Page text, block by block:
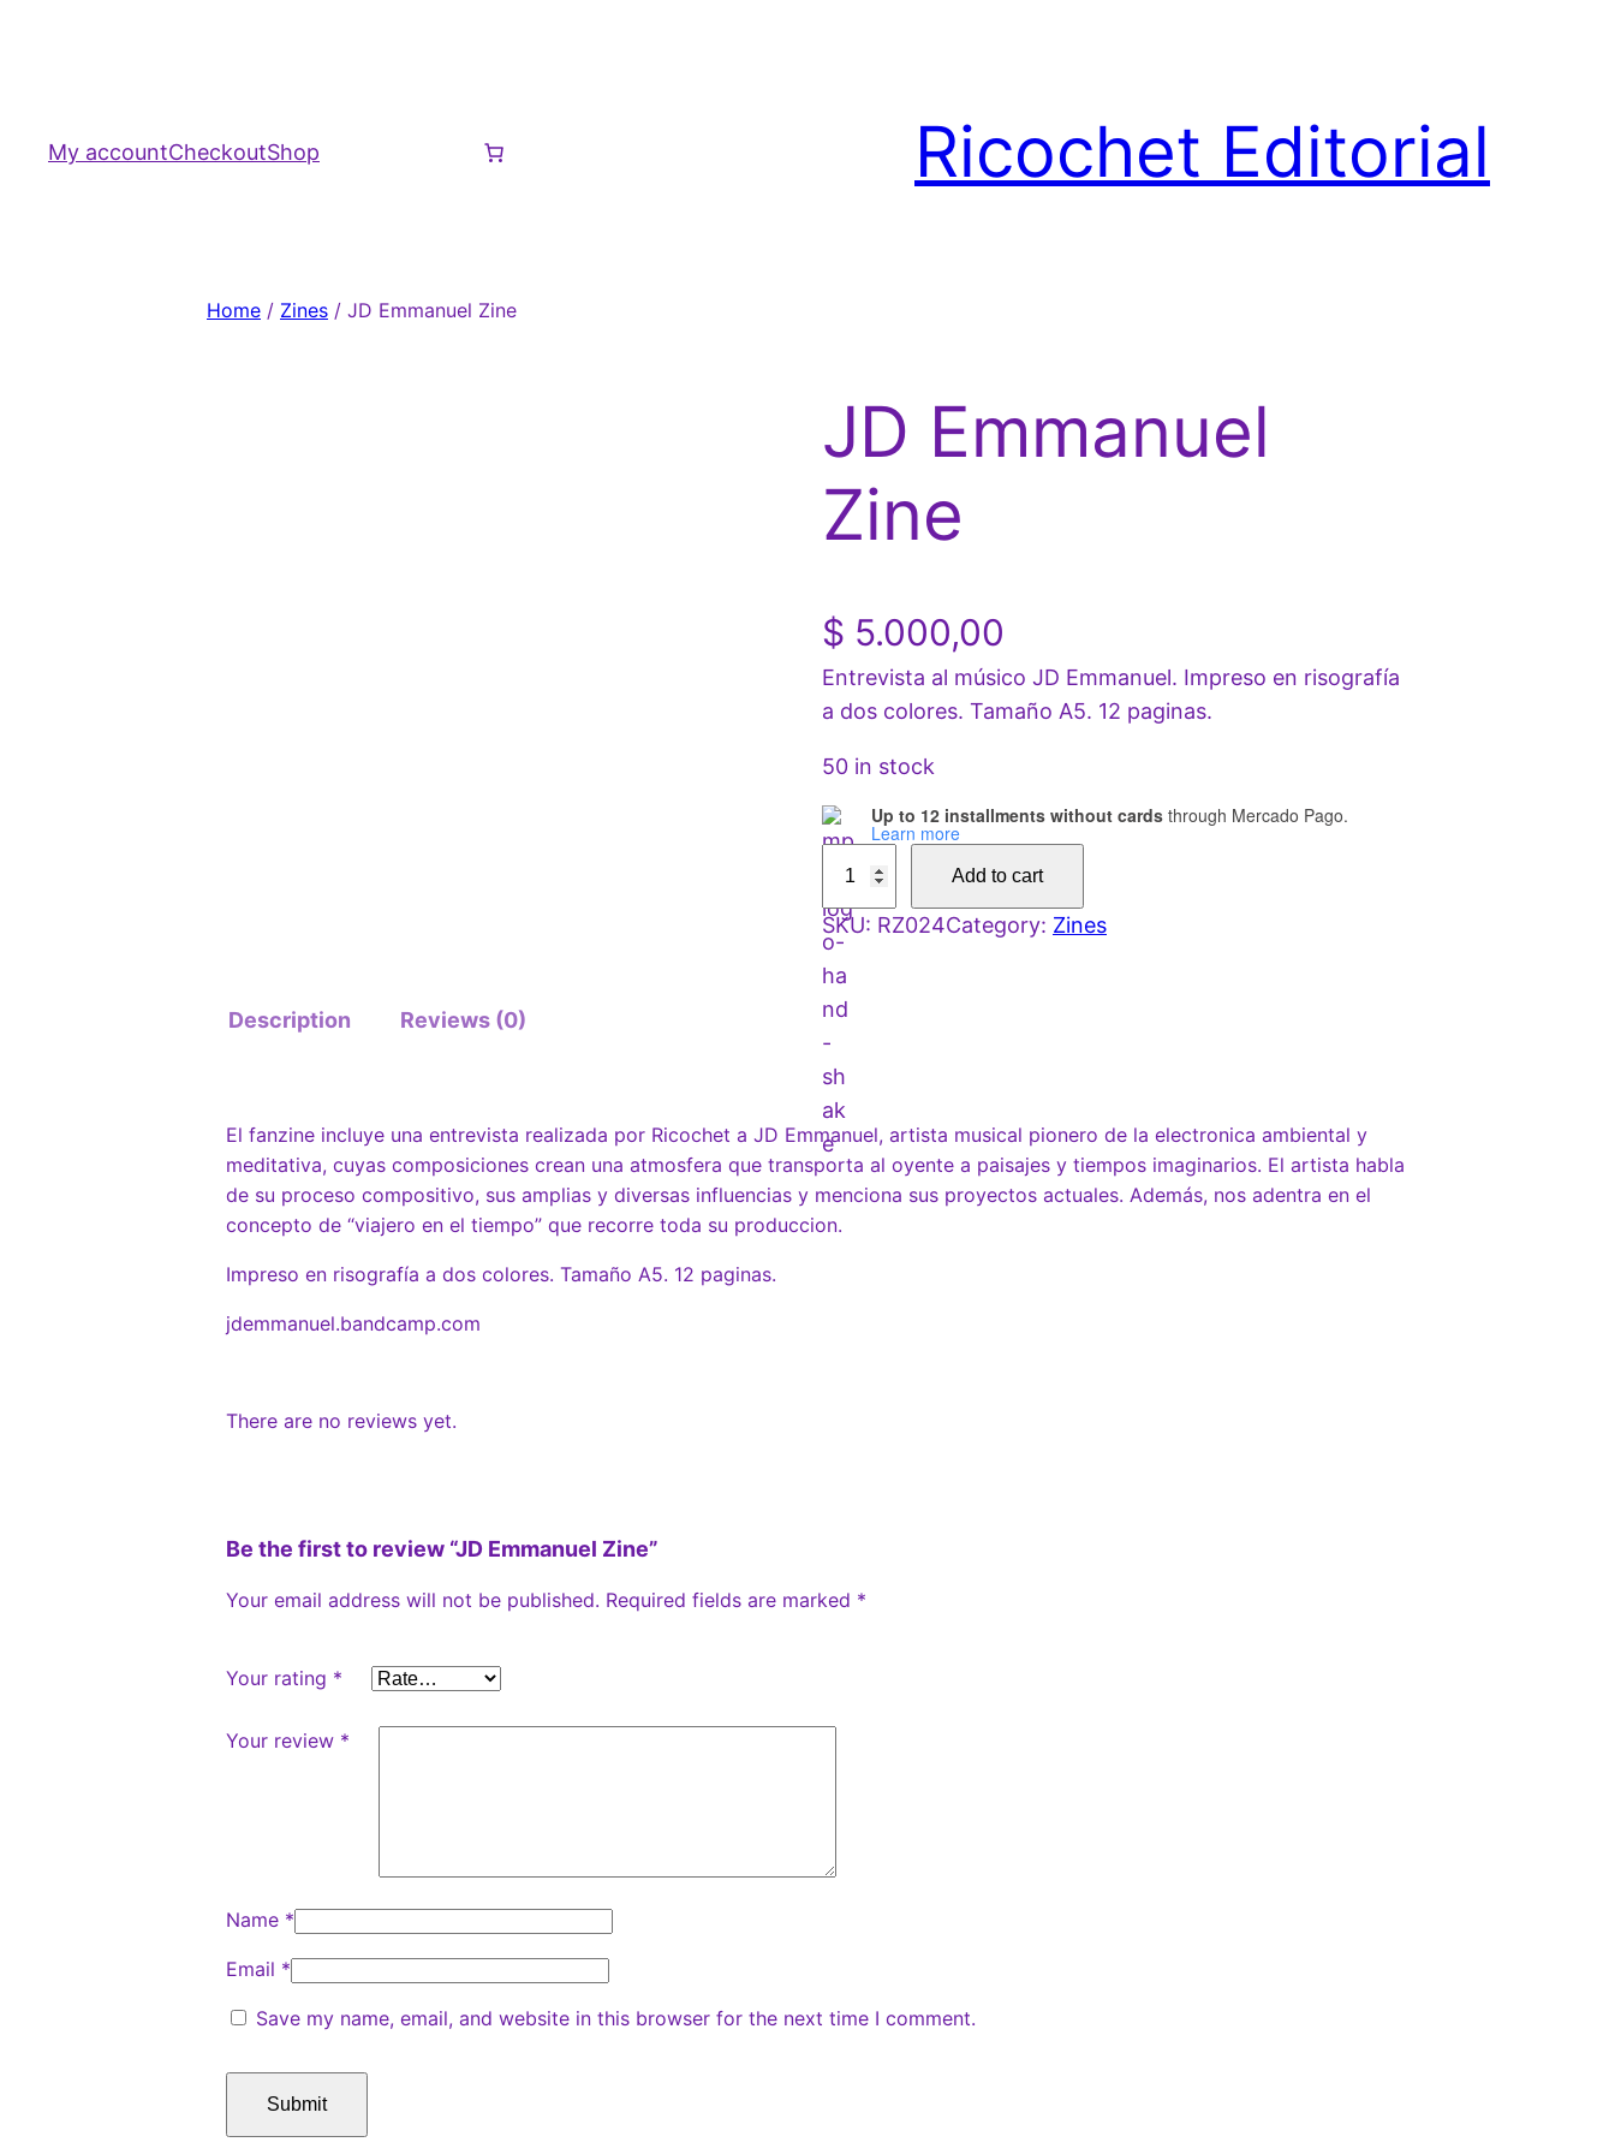
My accountCheckoutShop Ricochet Editorial
Home / Zines / JD Emmanuel Zine
JD Emmanuel
Zine
$ 5.000,00
Entrevista al músico JD Emmanuel. Impreso en risografía
a dos colores. Tamaño A5. 12 paginas.
50 in stock
Up to 12 installments without cardsthrough Mercado Pago.
Learn more
E
e
l
Z
i
Add to cart
SKU: RZ024Category: Zines
Description Reviews (0)
El fanzine incluye una entrevista realizada por Ricochet a JD Emmanuel, artista musical pionero de la electronica ambiental y
meditativa, cuyas composiciones crean una atmosfera que transporta al oyente a paisajes y tiempos imaginarios. El artista habla
de su proceso compositivo, sus amplias y diversas influencias y menciona sus proyectos actuales. Además, nos adentra en el
concepto de “viajero en el tiempo” que recorre toda su produccion.
Impreso en risografía a dos colores. Tamaño A5. 12 paginas.
jdemmanuel.bandcamp.com
There are no reviews yet.
Be the first to review “JD Emmanuel Zine”
Your email address will not be published. Required fields are marked *
Your rating *
Your review *
Name *
Email *
Save my name, email, and website in this browser for the next time I comment.